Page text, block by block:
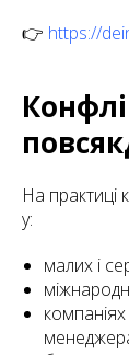
👉 https://
На практиці
у:
малих і